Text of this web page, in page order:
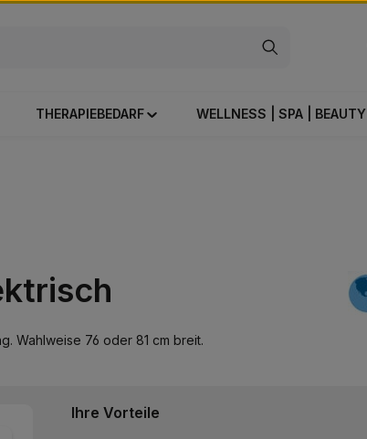
THERAPIEBEDARF WELLNESS | SPA | BEAUTY
Wahlweise 76 oder 81 cm breit.
Ihre Vorteile